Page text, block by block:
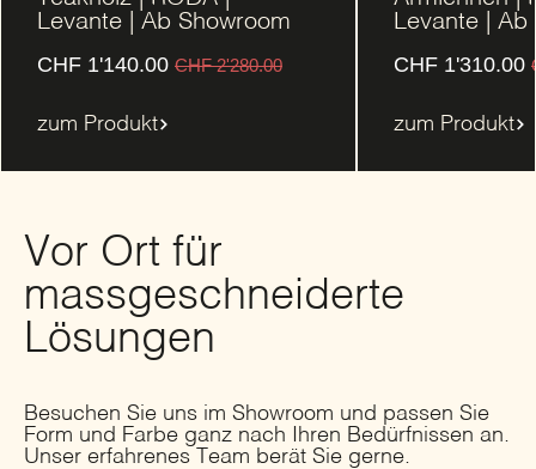
Levante | Ab Showroom
CHF 1'140.00 CHF2'280.00
zum Produkt
Levante | Ab
CHF 1'310.00
zum Produkt
Vor Ort für
massgeschneiderte
Lösungen
Besuchen Sie uns im Showroom und passen Sie
Form und Farbe ganz nach Ihren Bedürfnissen an.
Unser erfahrenes Team berät Sie gerne.